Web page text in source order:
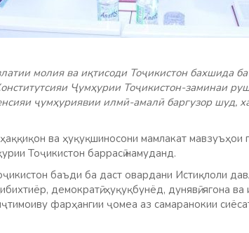
молия ва иқтисоди Тоҷикистон бахшида
Ҷумҳурии Тоҷикистон-заминаи
ҷумҳуриявии илмӣ-амалӣ баргузор шуд,
ва ҳуқуқшиносони мамлакат мавзуъҳои
Тоҷикистон баррасӣ намуданд.
баъди ба даст овардани Истиқлоли
демократӣ, ҳуқуқбунёд, дунявӣ, ягона
фарҳангии ҷомеа аз самаранокии